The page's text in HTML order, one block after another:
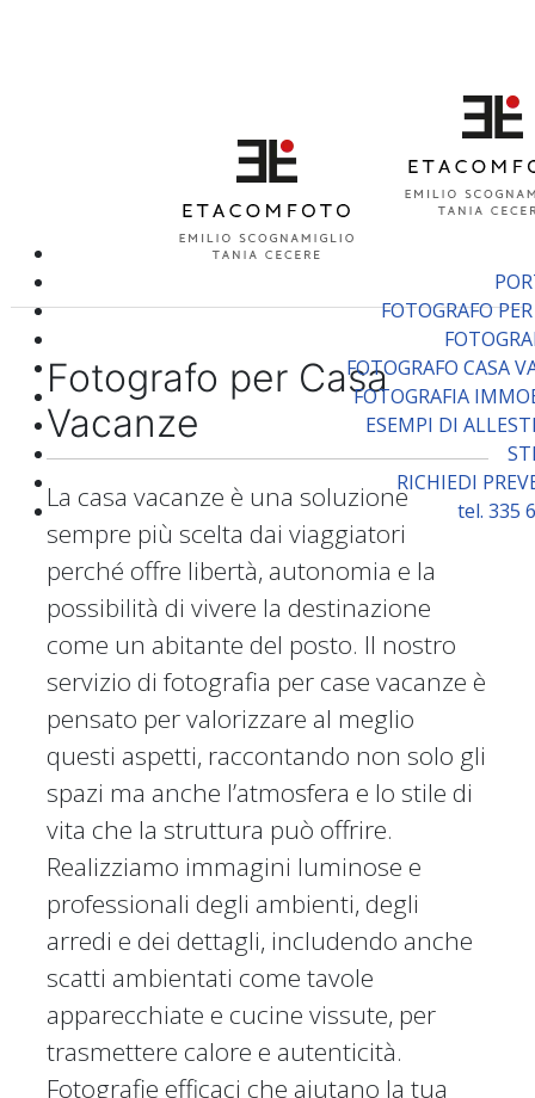
Fotografo per Casa
Vacanze
La casa vacanze è una soluzione
sempre più scelta dai viaggiatori
perché offre libertà, autonomia e la
possibilità di vivere la destinazione
come un abitante del posto. Il nostro
servizio di fotografia per case vacanze è
pensato per valorizzare al meglio
questi aspetti, raccontando non solo gli
spazi ma anche l’atmosfera e lo stile di
vita che la struttura può offrire.
Realizziamo immagini luminose e
professionali degli ambienti, degli
arredi e dei dettagli, includendo anche
scatti ambientati come tavole
apparecchiate e cucine vissute, per
trasmettere calore e autenticità.
Fotografie efficaci che aiutano la tua
FOTOGRAFO
FOTOGRAFO CASA
FOTOGRAFIA
ESEMPI DI
RICHIEDI
tel. 335